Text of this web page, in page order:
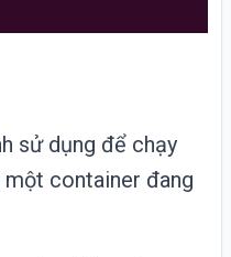
sử dụng để chạy
container đang